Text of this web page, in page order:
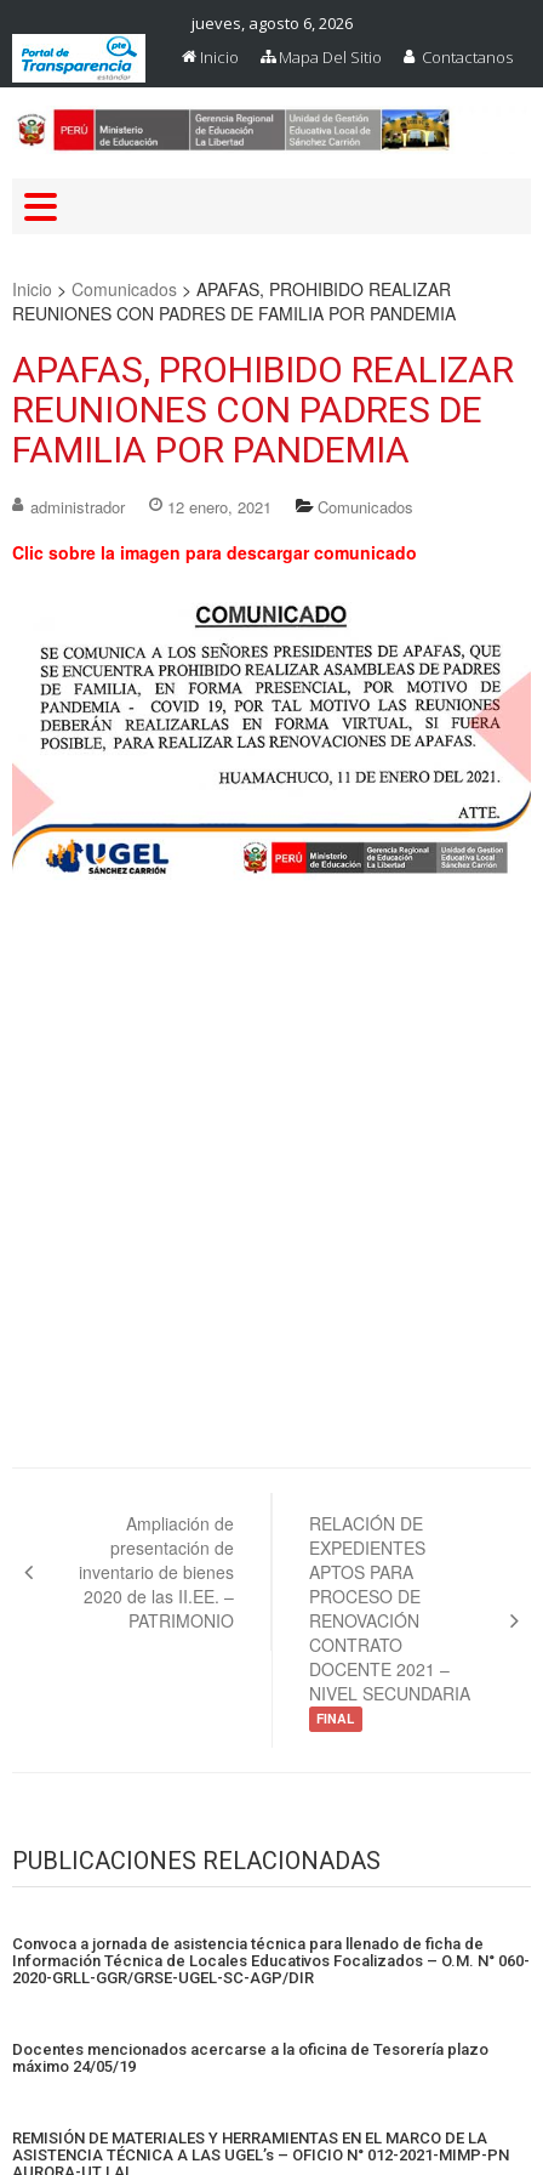
jueves, agosto 6, 2026
Inicio
Mapa Del Sitio Contactanos
Inicio > Comunicados > APAFAS, PROHIBIDO REALIZAR
REUNIONES CON PADRES DE FAMILIA POR PANDEMIA
APAFAS, PROHIBIDO REALIZAR
REUNIONES CON PADRES DE
FAMILIA POR PANDEMIA
administrador 12 enero, 2021 Comunicados
Clic sobre la imagen para descargar comunicado
entradas
Ampliación de
presentación de
inventario de bienes
2020 de las II.EE. –
PATRIMONIO
RELACIÓN DE
EXPEDIENTES
APTOS PARA
PROCESO DE
RENOVACIÓN
CONTRATO
DOCENTE 2021 –
NIVEL SECUNDARIA
FINAL
PUBLICACIONES RELACIONADAS
Convoca a jornada de asistencia técnica para llenado de ficha de
Información Técnica de Locales Educativos Focalizados – O.M. N° 060-
2020-GRLL-GGR/GRSE-UGEL-SC-AGP/DIR
Docentes mencionados acercarse a la oficina de Tesorería plazo
máximo 24/05/19
REMISIÓN DE MATERIALES Y HERRAMIENTAS EN EL MARCO DE LA
ASISTENCIA TÉCNICA A LAS UGEL’s – OFICIO N° 012-2021-MIMP-PN